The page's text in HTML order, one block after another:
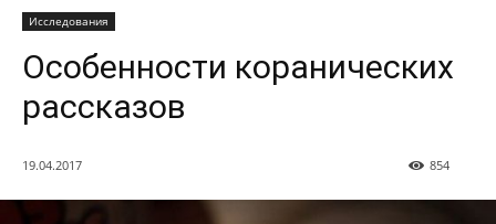
Исследования
Особенности коранических
рассказов
19.04.2017 854